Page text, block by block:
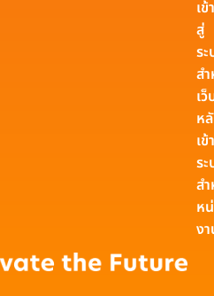
เข้า
สู่
ร
ส
เ
ห
เข้
ร
ส
ห
ง